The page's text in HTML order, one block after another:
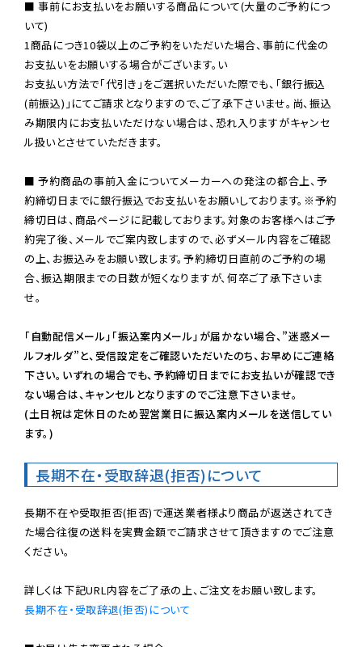
■ 事前にお支払いをお願いする商品について(大量のご予約につ
いて)
1商品につき10袋以上のご予約をいただいた場合、事前に代金の
お支払いをお願いする場合がございます。い
お支払い方法で「代引き」をご選択いただいた際でも、「銀行振込
(前振込)」にてご請求となりますので、ご了承下さいませ。尚、振込
み期限内にお支払いただけない場合は、恐れ入りますがキャンセ
ル扱いとさせていただきます。
■ 予約商品の事前入金についてメーカーへの発注の都合上、予
約締切日までに銀行振込でお支払いをお願いしております。※予約
締切日は、商品ページに記載しております。対象のお客様へはご予
約完了後、メールでご案内致しますので、必ずメール内容をご確認
の上、お振込みをお願い致します。予約締切日直前のご予約の場
合、振込期限までの日数が短くなりますが、何卒ご了承下さいま
せ。
「自動配信メール」「振込案内メール」が届かない場合、”迷惑メー
ルフォルダ”と、受信設定をご確認いただいたのち、お早めにご連絡
下さい。いずれの場合でも、予約締切日までにお支払いが確認でき
ない場合は、キャンセルとなりますのでご注意下さいませ。
(土日祝は定休日のため翌営業日に振込案内メールを送信してい
ます。)
長期不在・受取辞退(拒否)について
長期不在や受取拒否(拒否)で運送業者様より商品が返送されてき
た場合往復の送料を実費金額でご請求させて頂きますのでご注意
ください。
長期不在・受取辞退(拒否)について